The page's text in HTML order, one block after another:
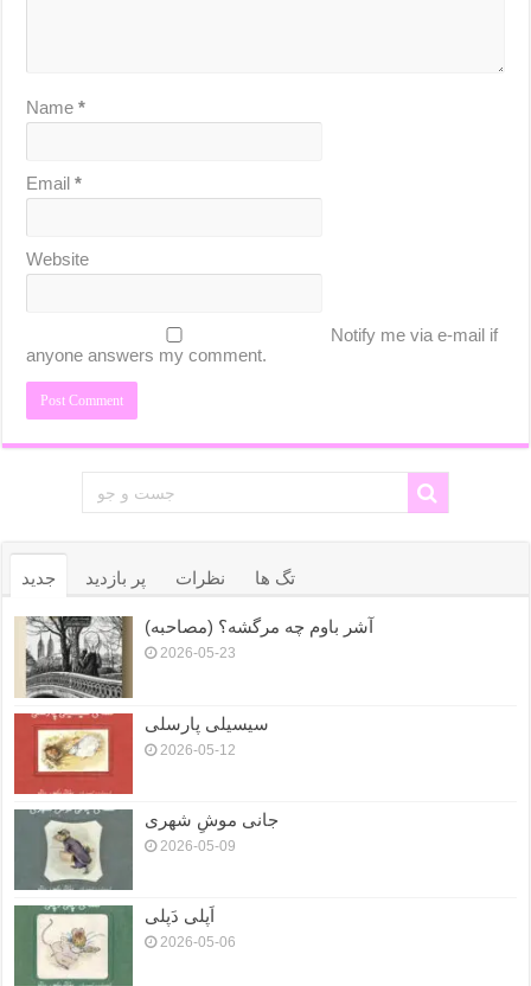
Name*
Email*
Website
Notify me via e-mail if
anyone answers my comment.
جدید پر بازدید نظرات تگ ها
آشر باوم چه مرگشه؟ (مصاحبه)
2026-05-23
سیسیلی پارسلی
2026-05-12
جانی موشِ شهری
2026-05-09
اَپلی دَپلی
2026-05-06